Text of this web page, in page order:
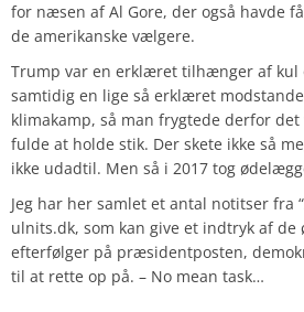
for næsen af Al Gore, der også havde
de amerikanske vælgere.
Trump var en erklæret tilhænger af kul
samtidig en lige så erklæret
klimakamp, så man frygtede derfor
fulde at holde stik. Der skete ikke så
ikke udadtil. Men så i 2017 tog
Jeg har her samlet et antal notitser fra
ulnits.dk, som kan give et indtryk af
efterfølger på præsidentposten,
til at rette op på. – No mean task…